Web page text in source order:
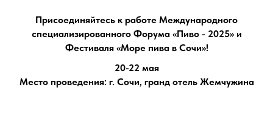
Присоединяйтесь к работе Международного
специализированного Форума «Пиво - 2025» и
Фестиваля «Море пива в Сочи»!
20-22 мая
Место проведения: г. Сочи, гранд отель Жемчужина